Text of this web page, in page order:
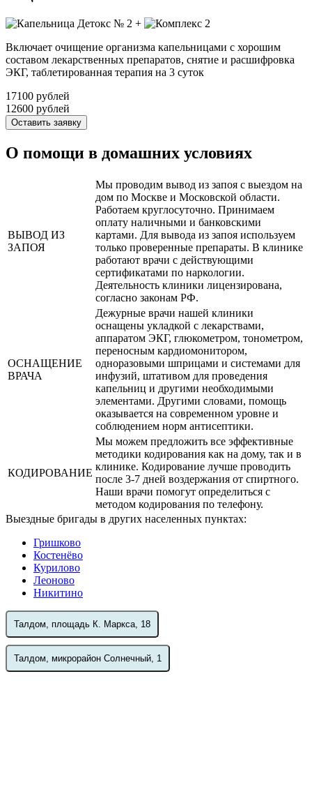
+
Включает очищение организма капельницами с хорошим
составом лекарственных препаратов, снятие и расшифровка
ЭКГ, таблетированная терапия на 3 суток
17100 рублей
12600 рублей
Оставить заявку
О помощи в домашних условиях
ВЫВОД ИЗ
ЗАПОЯ
Мы проводим вывод из запоя с выездом на
дом по Москве и Московской области.
Работаем круглосуточно. Принимаем
оплату наличными и банковскими
картами. Для вывода из запоя используем
только проверенные препараты. В клинике
работают врачи с действующими
сертификатами по наркологии.
Деятельность клиники лицензирована,
согласно законам РФ.
ОСНАЩЕНИЕ
ВРАЧА
Дежурные врачи нашей клиники
оснащены укладкой с лекарствами,
аппаратом ЭКГ, глюкометром, тонометром,
переносным кардиомонитором,
одноразовыми шприцами и системами для
инфузий, штативом для проведения
капельниц и другими необходимыми
элементами. Другими словами, помощь
оказывается на современном уровне и
соблюдением норм антисептики.
КОДИРОВАНИЕ
Мы можем предложить все эффективные
методики кодирования как на дому, так и в
клинике. Кодирование лучше проводить
после 3-7 дней воздержания от спиртного.
Наши врачи помогут определиться с
методом кодирования по телефону.
Выездные бригады в других населенных пунктах:
Гришково
Костенёво
Курилово
Леоново
Никитино
Талдом, площадь К. Маркса, 18
Талдом, микрорайон Солнечный, 1